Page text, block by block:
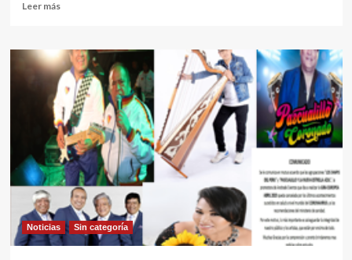
Leer másLeer
el
show
espectacular!!!
Noticias Sin categorí­a